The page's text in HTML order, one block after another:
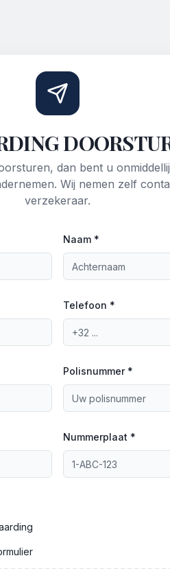
dan bent u
Wij nemen zelf
verzekeraar.
Naam *
Telefoon *
Polisnummer *
Nummerplaat *